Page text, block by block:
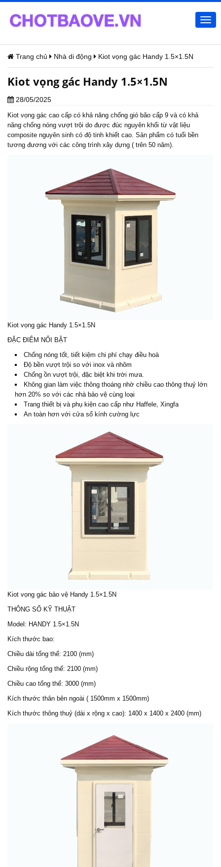
Trang chủ Nhà di động Kiot vọng gác Handy 1.5×1.5N
Kiot vọng gác Handy 1.5×1.5N
28/05/2025
Kiot vọng gác cao cấp có khả năng chống gió bão cấp 9 và có khả
năng chống nóng vượt trội do được đúc nguyên khối từ vật liệu
composite nguyên sinh có độ tinh khiết cao. Sản phẩm có tuổi bền
tương đương với các công trình xây dựng ( trên 50 năm).
Kiot vọng gác Handy 1.5×1.5N
ĐẶC ĐIỂM NỔI BẬT
Chống nóng tốt, tiết kiệm chi phí chạy điều hoà
Độ bền vượt trội so với inox và nhôm
Chống ồn vượt trội, đặc biệt khi trời mưa.
Không gian làm việc thông thoáng nhờ chiều cao thông thuỷ lớn
hơn 20% so với các nhà bảo vệ cùng loại
Trang thiết bị và phụ kiện cao cấp như Haffele, Xingfa
An toàn hơn với cửa sổ kính cường lực
Kiot vọng gác bảo vệ Handy 1.5×1.5N
THÔNG SỐ KỸ THUẬT
Model: HANDY 1.5×1.5N
Kích thước bao:
Chiều dài tổng thể: 2100 (mm)
Chiều rộng tổng thể: 2100 (mm)
Chiều cao tổng thể: 3000 (mm)
Kích thước thân bên ngoài ( 1500mm x 1500mm)
Kích thước thông thuỷ (dài x rộng x cao): 1400 x 1400 x 2400 (mm)